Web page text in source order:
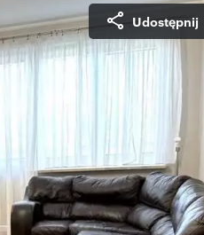
Udostępnij